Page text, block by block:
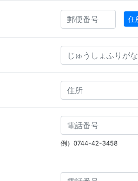
例）0744-42-3458